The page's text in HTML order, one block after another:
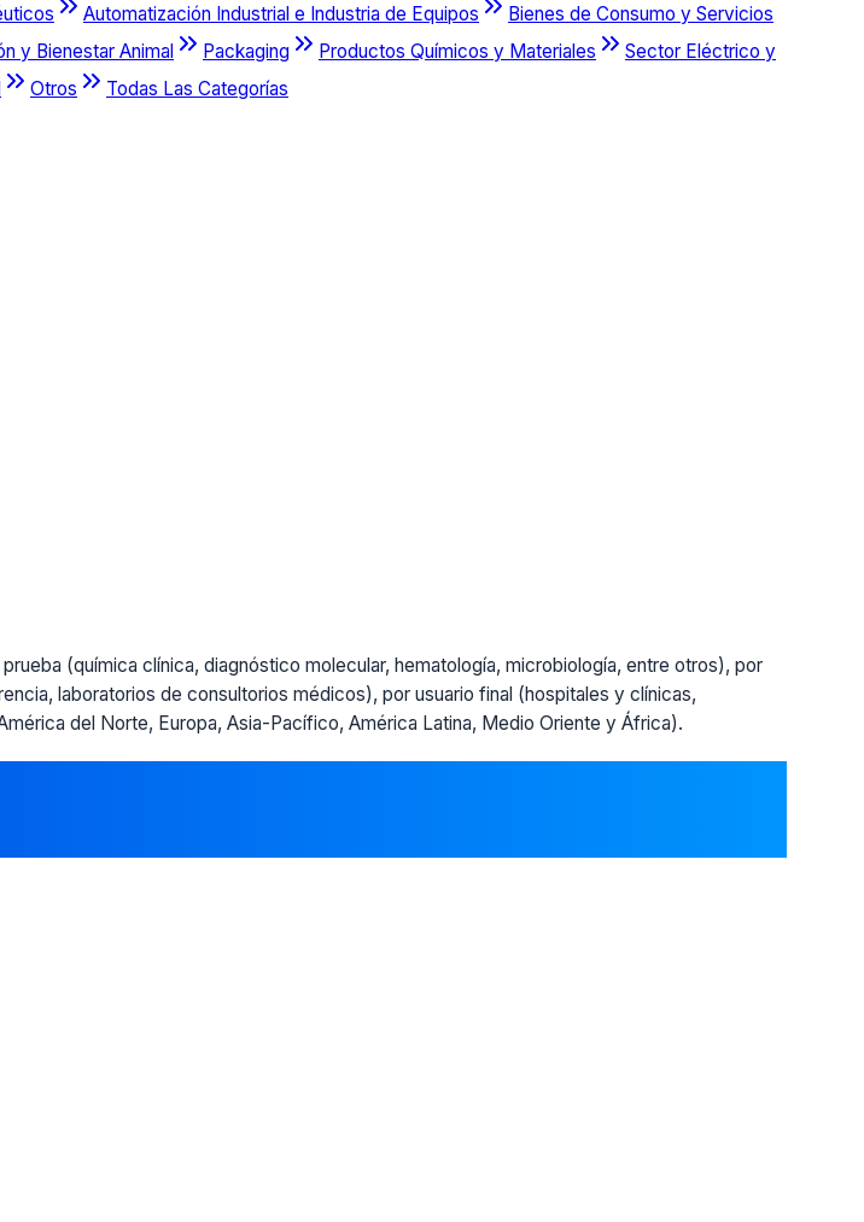
Automatización Industrial e Industria de Equipos
Bienes de Consumo y Servicios
y Bienestar Animal Packaging Productos Químicos y Materiales
Sector Eléctrico y
Otros
Todas Las Categorías
(química clínica, diagnóstico molecular, hematología, microbiología, entre otros), por
laboratorios de consultorios médicos), por usuario final (hospitales y clínicas,
del Norte, Europa, Asia-Pacífico, América Latina, Medio Oriente y África).